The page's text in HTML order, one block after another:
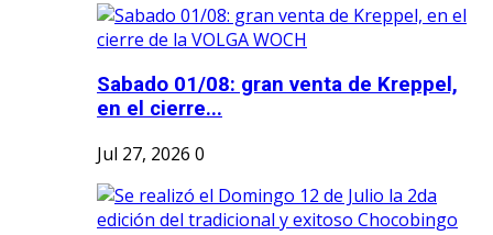
Sabado 01/08: gran venta de Kreppel,
en el cierre...
Jul 27, 2026 0